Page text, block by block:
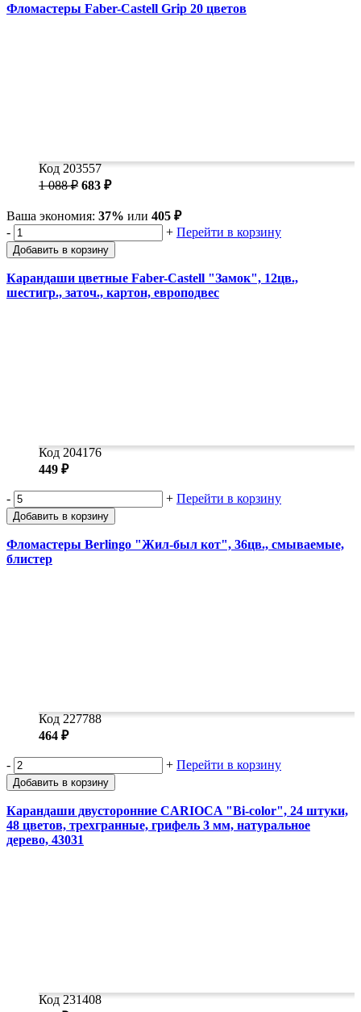
Фломастеры Faber-Castell Grip 20 цветов
Код 203557
1 088 ₽ 683 ₽
Ваша экономия: 37% или 405 ₽
-
+ Перейти в корзину
Добавить в корзину
Карандаши цветные Faber-Castell "Замок", 12цв.,
шестигр., заточ., картон, европодвес
Код 204176
449 ₽
- + Перейти в корзину
Добавить в корзину
Фломастеры Berlingo "Жил-был кот", 36цв., смываемые,
блистер
Код 227788
464 ₽
- + Перейти в корзину
Добавить в корзину
Карандаши двусторонние CARIOCA "Bi-color", 24 штуки,
48 цветов, трехгранные, грифель 3 мм, натуральное
дерево, 43031
Код 231408